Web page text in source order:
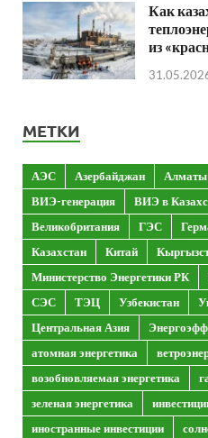
Как
из
МЕТКИ
АЭС Азербайджан Алматы
ВИЭ-генерация
ВИЭ в
Великобритания
ГЭС
Казахстан
Китай
Министерство Энергетики РК
СЭС
ТЭЦ Узбекистан
Центральная Азия
атомная энергетика
возобновляемая энергетика
зеленая энергетика
иностранные инвестиции